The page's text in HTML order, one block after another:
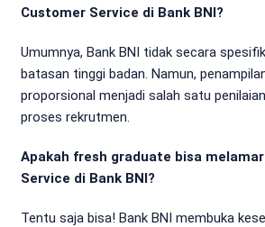
Customer Service di Bank BNI?
Umumnya, Bank BNI tidak secara
batasan tinggi badan. Namun,
proporsional menjadi salah satu
proses rekrutmen.
Apakah fresh graduate bisa
Service di Bank BNI?
Tentu saja bisa! Bank BNI membuka